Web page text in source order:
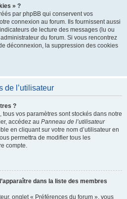
» ?
par phpBB qui conservent vos
connexion au forum. Ils fournissent aussi
de lecture des messages (lu ou
du forum. Si vous rencontrez
déconnexion, la suppression des cookies
de l’utilisateur
?
vos paramètres sont stockés dans notre
accédez au Panneau de l’utilisateur
en cliquant sur votre nom d’utilisateur en
permettra de modifier tous les
compte.
dans la liste des membres
onglet « Préférences du forum », vous